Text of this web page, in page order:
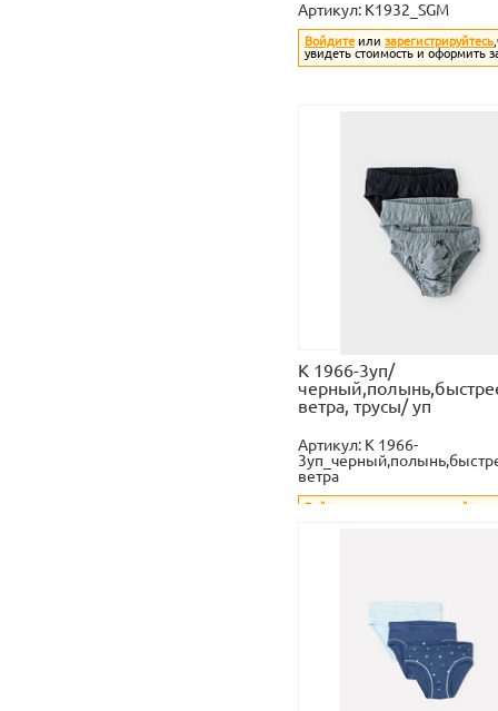
Артикул: K1932_SGM
Войдите или зарегистрируйтесь
увидеть стоимость и оформить
К 1966-3уп/
ветра, трусы/ уп
Артикул: К 1966-
ветра
Войдите зарегистрируйтесь